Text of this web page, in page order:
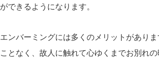
ができるようになります。
エンバーミングには多くのメリットがあり
ことなく、故人に触れて心ゆくまでお別れ